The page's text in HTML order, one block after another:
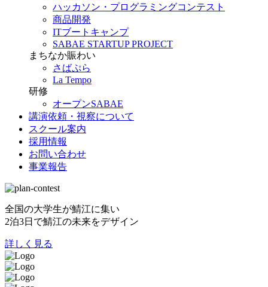
ハッカソン・プログラミングコンテスト
商品開発
ITブートキャンプ
SABAE STARTUP PROJECT
まちなか賑わい
さばぷら
La Tempo
研修
オープンSABAE
講演依頼・視察について
スクール案内
採用情報
お問い合わせ
事業報告
全国の大学生が鯖江に集い
2泊3日で鯖江の未来をデザイン
詳しく見る